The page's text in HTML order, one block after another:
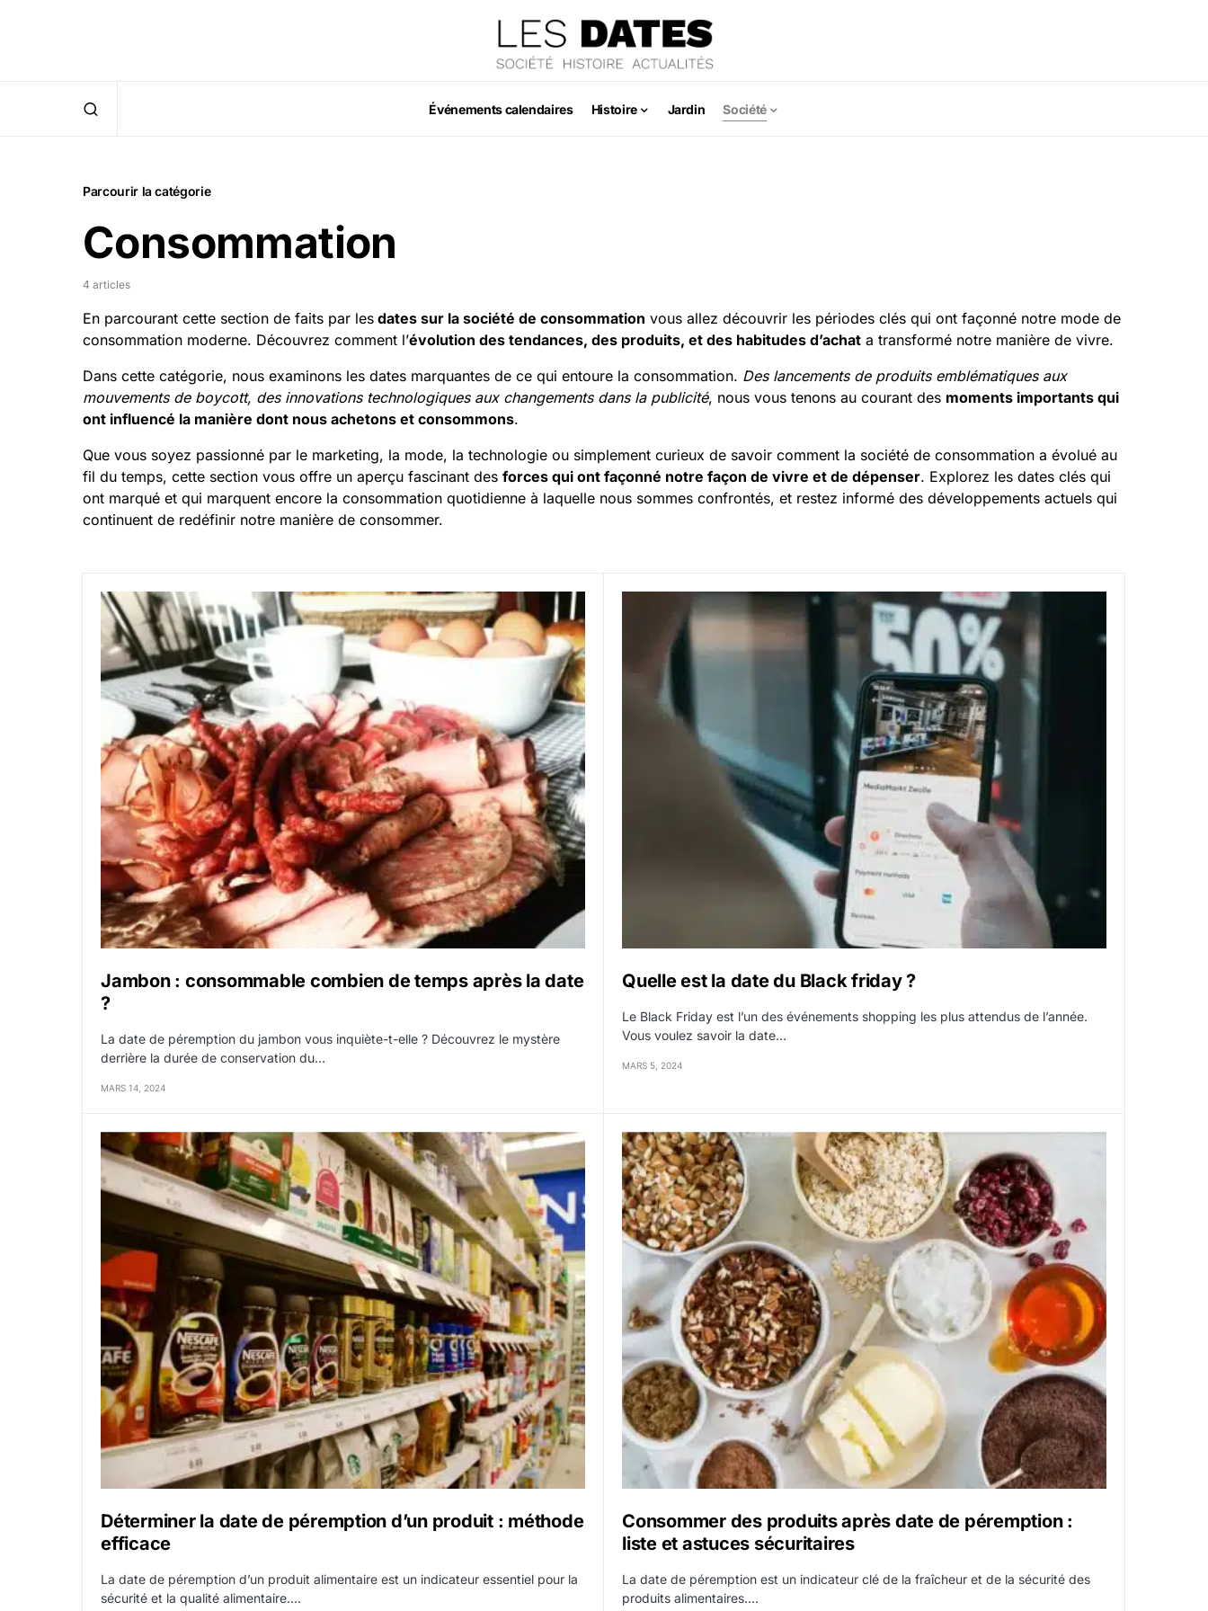
Événements calendaires Histoire Jardin Société
Parcourir la catégorie
Consommation
4 articles
En parcourant cette section de faits par les dates sur la société de consommation vous allez découvrir les périodes clés qui ont façonné notre mode de
consommation moderne. Découvrez comment l’évolution des tendances, des produits, et des habitudes d’achat a transformé notre manière de vivre.
Dans cette catégorie, nous examinons les dates marquantes de ce qui entoure la consommation. Des lancements de produits emblématiques aux
mouvements de boycott, des innovations technologiques aux changements dans la publicité, nous vous tenons au courant des moments importants qui
ont influencé la manière dont nous achetons et consommons.
Que vous soyez passionné par le marketing, la mode, la technologie ou simplement curieux de savoir comment la société de consommation a évolué au
fil du temps, cette section vous offre un aperçu fascinant des forces qui ont façonné notre façon de vivre et de dépenser. Explorez les dates clés qui
ont marqué et qui marquent encore la consommation quotidienne à laquelle nous sommes confrontés, et restez informé des développements actuels qui
continuent de redéfinir notre manière de consommer.
Jambon : consommable combien de temps après la date
?
La date de péremption du jambon vous inquiète-t-elle ? Découvrez le mystère
derrière la durée de conservation du…
MARS 14, 2024
Quelle est la date du Black friday ?
Le Black Friday est l’un des événements shopping les plus attendus de l’année.
Vous voulez savoir la date…
MARS 5, 2024
Déterminer la date de péremption d’un produit : méthode
efficace
La date de péremption d’un produit alimentaire est un indicateur essentiel pour la
sécurité et la qualité alimentaire.…
Consommer des produits après date de péremption :
liste et astuces sécuritaires
La date de péremption est un indicateur clé de la fraîcheur et de la sécurité des
produits alimentaires.…